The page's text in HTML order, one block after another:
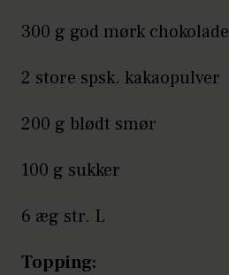
300 g god mørk chokolade
2 store spsk. kakaopulver
200 g blødt smør
100 g sukker
6 æg str. L
Topping: